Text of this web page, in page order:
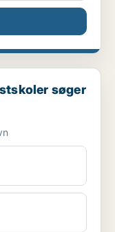
en profess...
søger